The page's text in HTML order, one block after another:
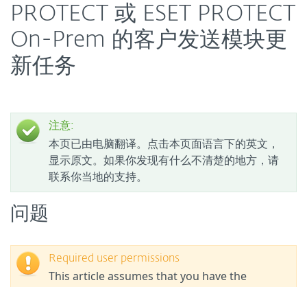
PROTECT 或 ESET PROTECT
On-Prem 的客户发送模块更
新任务
注意:
本页已由电脑翻译。点击本页面语言下的英文，
显示原文。如果你发现有什么不清楚的地方，请
联系你当地的支持。
问题
Required user permissions
This article assumes that you have the